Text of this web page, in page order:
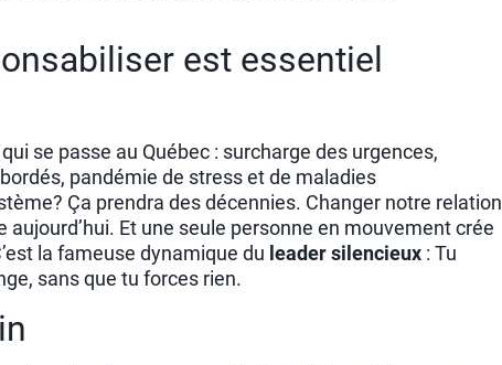
est essentiel
se passe au Québec : surcharge des urgences,
pandémie de stress et de maladies
Ça prendra des décennies. Changer notre relation
Et une seule personne en mouvement crée
la fameuse dynamique du leader silencieux : Tu
sans que tu forces rien.